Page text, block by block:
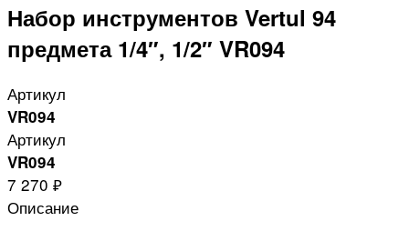
Набор инструментов Vertul 94
предмета 1/4″, 1/2″ VR094
Артикул
VR094
Артикул
VR094
7 270 ₽
Описание